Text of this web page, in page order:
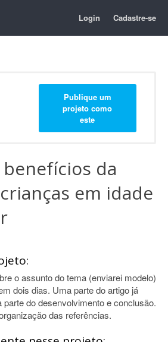
Login Cadastre-se
Publique um
projeto como
este
da
em idade
o assunto do tema (enviarei modelo)
dois dias. Uma parte do artigo já
parte do desenvolvimento e conclusão.
das referências.